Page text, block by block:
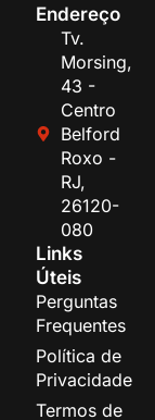
Endereço
Tv.
Morsing,
43 -
Centro
Belford
Roxo -
RJ,
26120-
080
Links
Úteis
Perguntas
Frequentes
Política de
Privacidade
Termos de